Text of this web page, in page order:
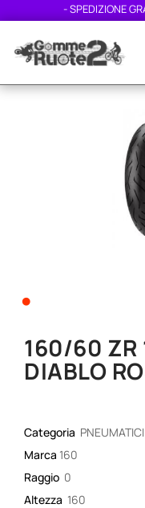
- SPEDIZIONE
•
160/60 ZR
DIABLO
Categoria
Marca 160
Raggio 0
Altezza 160